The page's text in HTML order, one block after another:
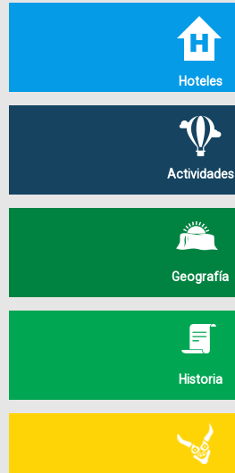
Hoteles
Actividades
Geografía
Historia